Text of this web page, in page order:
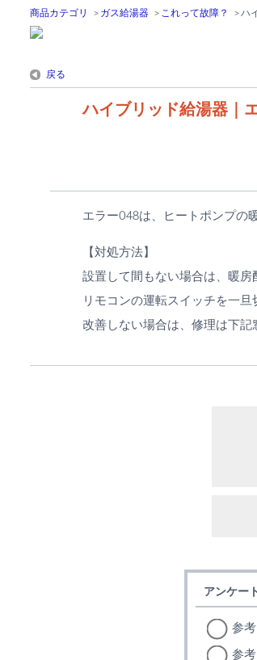
商品カテゴリ > ガス給湯器 > これって故障？ >ハ
戻る
ハイブリッド給湯器
エラー048は、ヒートポンプの
【対処方法】
設置して間もない場合は、暖
リモコンの運転スイッチを一旦
改善しない場合は、修理は下記
アンケー
参
参